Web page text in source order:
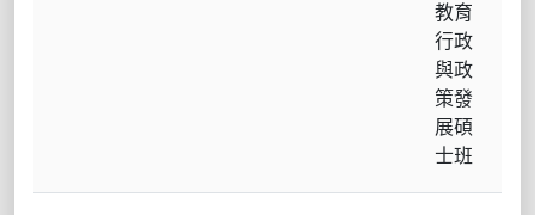
教育
行政
與政
策發
展碩
士班